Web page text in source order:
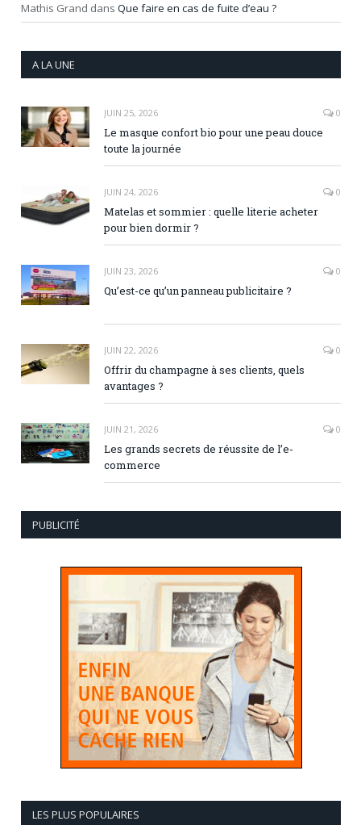
Mathis Grand dans Que faire en cas de fuite d’eau ?
A LA UNE
JUIN 25, 2026 0
Le masque confort bio pour une peau douce
toute la journée
JUIN 24, 2026 0
Matelas et sommier : quelle literie acheter
pour bien dormir ?
JUIN 23, 2026 0
Qu’est-ce qu’un panneau publicitaire ?
JUIN 22, 2026 0
Offrir du champagne à ses clients, quels
avantages ?
JUIN 21, 2026 0
Les grands secrets de réussite de l’e-
commerce
PUBLICITÉ
LES PLUS POPULAIRES